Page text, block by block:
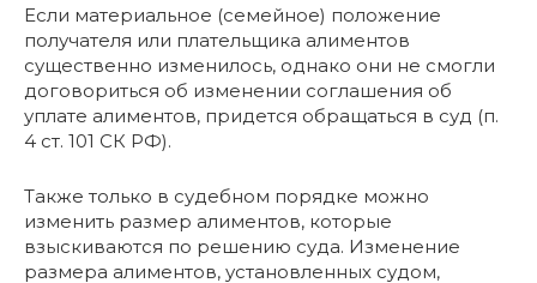
Если материальное (семейное) положение
получателя или плательщика алиментов
существенно изменилось, однако они не смогли
договориться об изменении соглашения об
уплате алиментов, придется обращаться в суд (п.
4 ст. 101 СК РФ).
Также только в судебном порядке можно
изменить размер алиментов, которые
взыскиваются по решению суда. Изменение
размера алиментов, установленных судом,